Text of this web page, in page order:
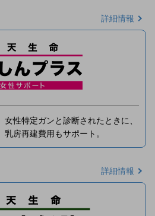
詳細情報
性特定ガンと診断されたときに、
房再建費用もサポート。
詳細情報